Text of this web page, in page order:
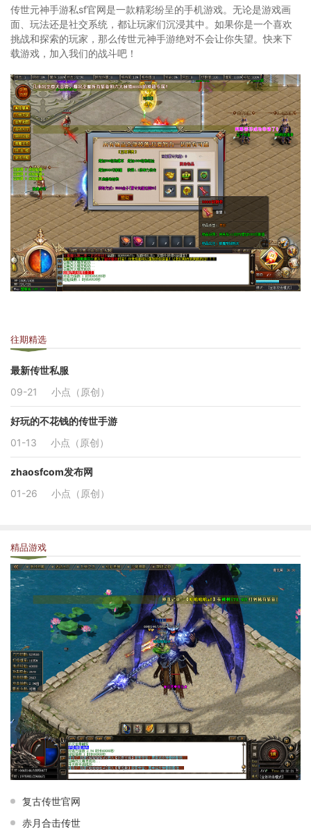
传世元神手游私sf官网是一款精彩纷呈的手机游戏。无论是游戏画
面、玩法还是社交系统，都让玩家们沉浸其中。如果你是一个喜欢
挑战和探索的玩家，那么传世元神手游绝对不会让你失望。快来下
载游戏，加入我们的战斗吧！
往期精选
最新传世私服
09-21
小点（原创）
好玩的不花钱的传世手游
01-13
小点（原创）
zhaosfcom发布网
01-26
小点（原创）
精品游戏
复古传世官网
赤月合击传世